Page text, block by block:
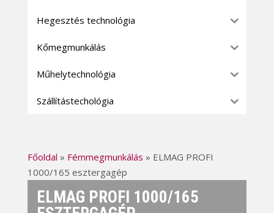
Főoldal » Fémmegmunkálás » ELMAG PROFI
1000/165 esztergagép
ELMAG PROFI 1000/165
Hegesztés technológia
Kőmegmunkálás
Műhelytechnológia
Szállítástechológia